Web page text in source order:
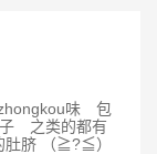
味 包
之类的都有
肚脐 （≧?≦）